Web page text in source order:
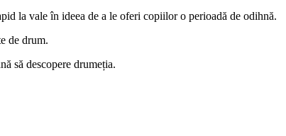
la vale în ideea de a le oferi copiilor o perioadă de odihnă.
de drum.
să descopere drumeția.